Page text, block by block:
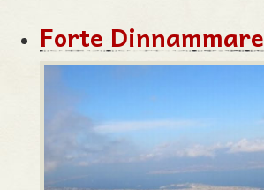
Forte Dinnammare